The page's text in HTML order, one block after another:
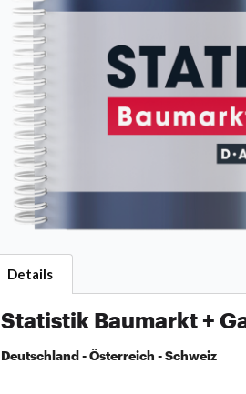
Details
Statistik Baumarkt +
Deutschland - Österreich - Schweiz